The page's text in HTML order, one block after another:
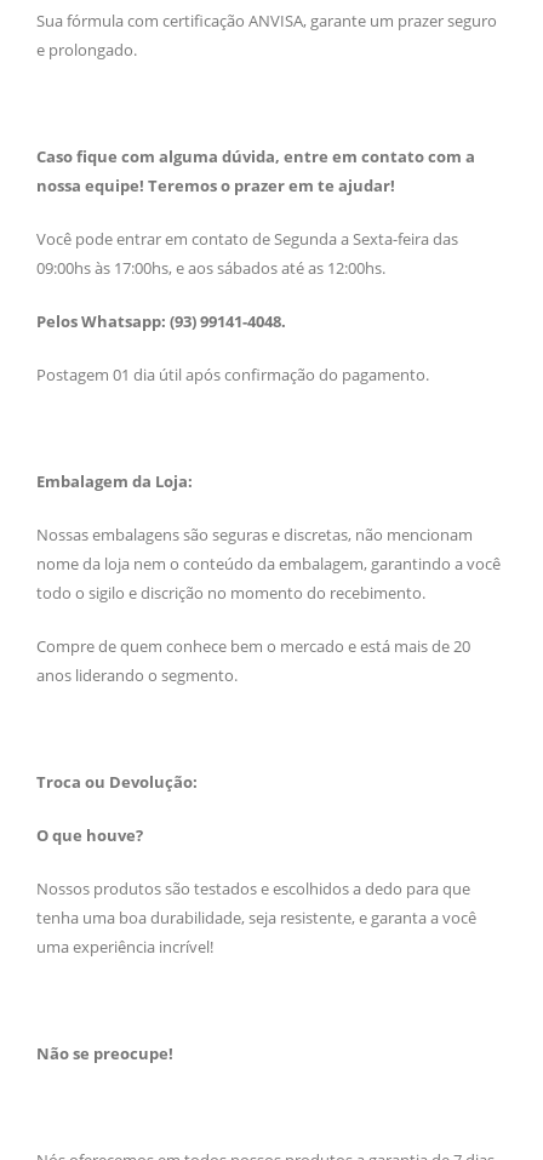
Sua fórmula com certificação ANVISA, garante um prazer seguro
e prolongado.
Caso fique com alguma dúvida, entre em contato com a
nossa equipe! Teremos o prazer em te ajudar!
Você pode entrar em contato de Segunda a Sexta-feira das
09:00hs às 17:00hs, e aos sábados até as 12:00hs.
Pelos Whatsapp: (93) 99141-4048.
Postagem 01 dia útil após confirmação do pagamento.
Embalagem da Loja:
Nossas embalagens são seguras e discretas, não mencionam
nome da loja nem o conteúdo da embalagem, garantindo a você
todo o sigilo e discrição no momento do recebimento.
Compre de quem conhece bem o mercado e está mais de 20
anos liderando o segmento.
Troca ou Devolução:
O que houve?
Nossos produtos são testados e escolhidos a dedo para que
tenha uma boa durabilidade, seja resistente, e garanta a você
uma experiência incrível!
Não se preocupe!